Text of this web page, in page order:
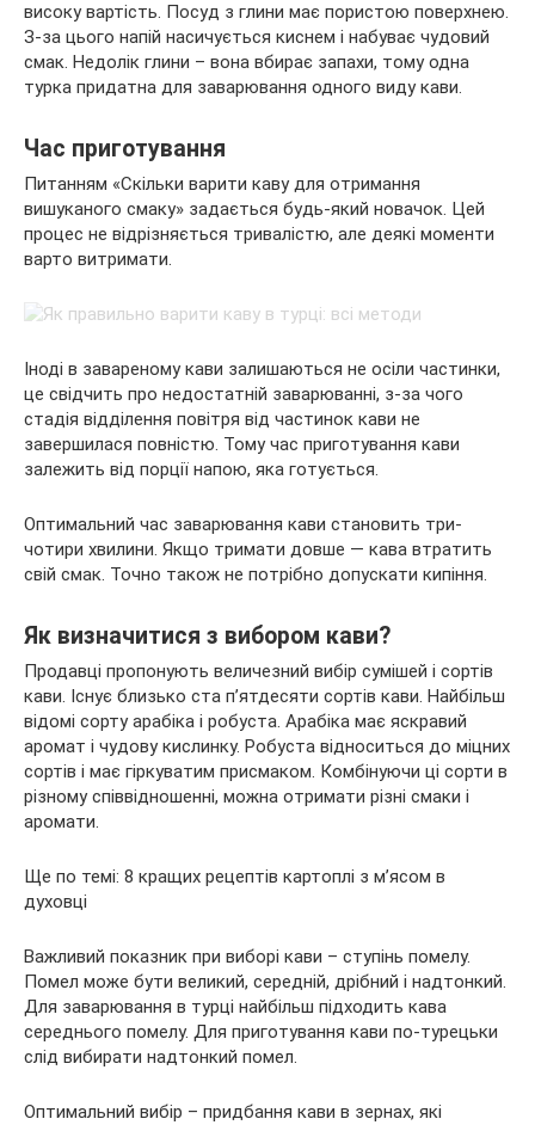
високу вартість. Посуд з глини має пористою поверхнею.
З-за цього напій насичується киснем і набуває чудовий
смак. Недолік глини – вона вбирає запахи, тому одна
турка придатна для заварювання одного виду кави.
Час приготування
Питанням «Скільки варити каву для отримання
вишуканого смаку» задається будь-який новачок. Цей
процес не відрізняється тривалістю, але деякі моменти
варто витримати.
Іноді в завареному кави залишаються не осіли частинки,
це свідчить про недостатній заварюванні, з-за чого
стадія відділення повітря від частинок кави не
завершилася повністю. Тому час приготування кави
залежить від порції напою, яка готується.
Оптимальний час заварювання кави становить три-
чотири хвилини. Якщо тримати довше — кава втратить
свій смак. Точно також не потрібно допускати кипіння.
Як визначитися з вибором кави?
Продавці пропонують величезний вибір сумішей і сортів
кави. Існує близько ста п’ятдесяти сортів кави. Найбільш
відомі сорту арабіка і робуста. Арабіка має яскравий
аромат і чудову кислинку. Робуста відноситься до міцних
сортів і має гіркуватим присмаком. Комбінуючи ці сорти в
різному співвідношенні, можна отримати різні смаки і
аромати.
Ще по темі: 8 кращих рецептів картоплі з м’ясом в
духовці
Важливий показник при виборі кави – ступінь помелу.
Помел може бути великий, середній, дрібний і надтонкий.
Для заварювання в турці найбільш підходить кава
середнього помелу. Для приготування кави по-турецьки
слід вибирати надтонкий помел.
Оптимальний вибір – придбання кави в зернах, які